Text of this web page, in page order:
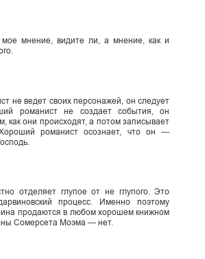
мнение, видите ли, а мнение, как и
не ведет своих персонажей, он следует
романист не создает события, он
как они происходят, а потом записывает
романист осознает, что он —
отделяет глупое от не глупого. Это
процесс. Именно поэтому
продаются в любом хорошем книжном
Сомерсета Моэма — нет.